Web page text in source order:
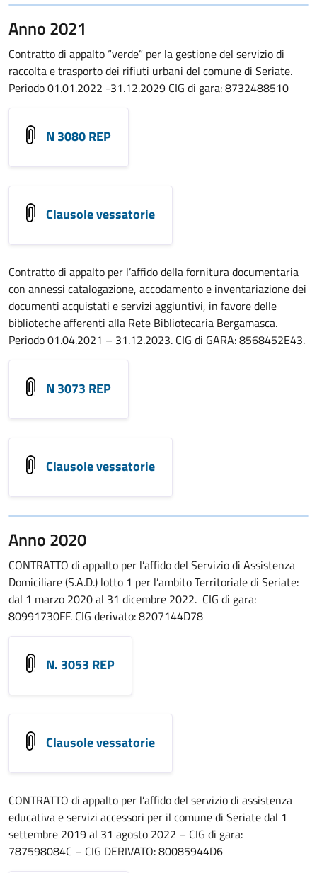
Anno 2021
Contratto di appalto “verde” per la gestione del servizio di
raccolta e trasporto dei rifiuti urbani del comune di Seriate.
Periodo 01.01.2022 -31.12.2029 CIG di gara: 8732488510
N 3080 REP
Clausole vessatorie
Contratto di appalto per l’affido della fornitura documentaria
con annessi catalogazione, accodamento e inventariazione dei
documenti acquistati e servizi aggiuntivi, in favore delle
biblioteche afferenti alla Rete Bibliotecaria Bergamasca.
Periodo 01.04.2021 – 31.12.2023. CIG di GARA: 8568452E43.
N 3073 REP
Clausole vessatorie
Anno 2020
CONTRATTO di appalto per l’affido del Servizio di Assistenza
Domiciliare (S.A.D.) lotto 1 per l’ambito Territoriale di Seriate:
dal 1 marzo 2020 al 31 dicembre 2022. CIG di gara:
80991730FF. CIG derivato: 8207144D78
N. 3053 REP
Clausole vessatorie
CONTRATTO di appalto per l’affido del servizio di assistenza
educativa e servizi accessori per il comune di Seriate dal 1
settembre 2019 al 31 agosto 2022 – CIG di gara:
787598084C – CIG DERIVATO: 80085944D6